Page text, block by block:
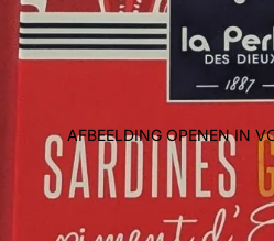
AFBEELDING OPENEN IN